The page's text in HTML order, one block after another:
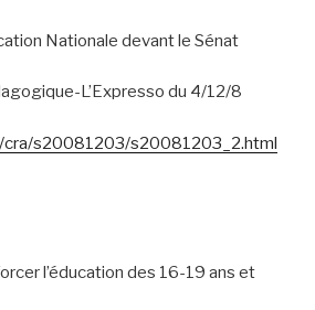
Nationale devant le Sénat
L’Expresso du 4/12/8
s20081203/s20081203_2.html
l’éducation des 16-19 ans et